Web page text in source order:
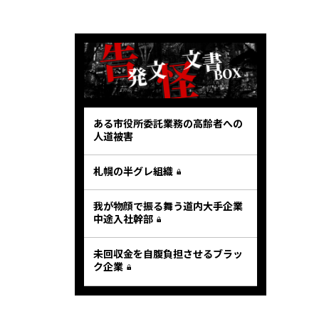
ある市役所委託業務の高齢者への
人道被害
札幌の半グレ組織
我が物顔で振る舞う道内大手企業
中途入社幹部
未回収金を自腹負担させるブラッ
ク企業